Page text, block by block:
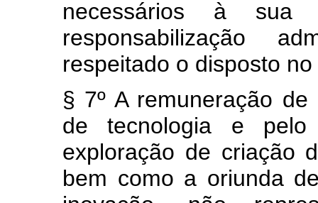
necessários à sua
responsabilização
respeitado o disposto
§ 7º A remuneração
de tecnologia e pelo
exploração de criação
bem como a oriunda